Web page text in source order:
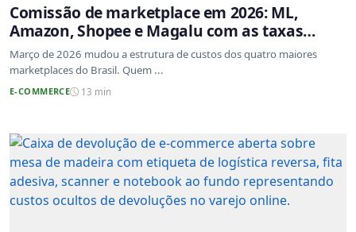
Comissão de marketplace em 2026: ML,
Amazon, Shopee e Magalu com as taxas
atualizadas
Março de 2026 mudou a estrutura de custos dos quatro maiores
marketplaces do Brasil. Quem ...
E-COMMERCE 13 min